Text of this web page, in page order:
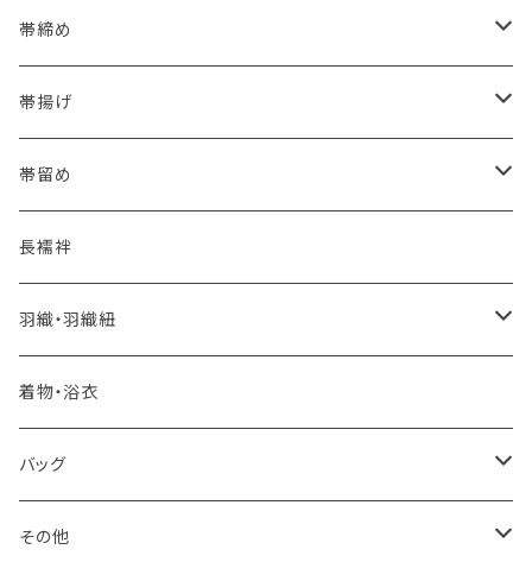
海のいろ ～sea-green～
格ある夏の名古屋帯（都の絽綴れ）
おとなの浴衣(有松 鳴海絞り)
自宅で洗える！本麻長襦袢
憧れの高級カジュアル帯
河合美術織物 訪問着に合わせる袋帯
訪問着に合わせるフォーマル帯
３万円台♪高見え袋帯・名古屋帯
- 博多帯
夏・単衣用(夏帯)
- 西陣織
夏・単衣用(夏帯)
- 紬帯・自然布
- 琉球帯
- 染め帯
- 袋帯・洒落袋帯
- 名古屋帯
八寸名古屋帯 (松葉仕立て)
- オールシーズン帯
帯締め
- おびやオリジナル
- 細平唐組 (7mmスリム帯締め)
- 田中節子
帯揚げ
- おびやオリジナル
- 京都 三浦清商店
- 大津工房 荒尾ちどり
帯留め
-おびやオリジナル
長襦袢
羽織・羽織紐
-おびやオリジナル
着物・浴衣
バッグ
-おびやオリジナル
その他